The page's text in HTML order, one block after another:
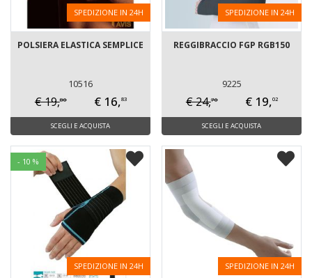
SPEDIZIONE IN 24H
POLSIERA ELASTICA SEMPLICE
10516
€ 19,80 € 16,83
SCEGLI E ACQUISTA
SPEDIZIONE IN 24H
REGGIBRACCIO FGP RGB150
9225
€ 24,70 € 19,02
SCEGLI E ACQUISTA
- 10 %
SPEDIZIONE IN 24H SPEDIZIONE IN 24H